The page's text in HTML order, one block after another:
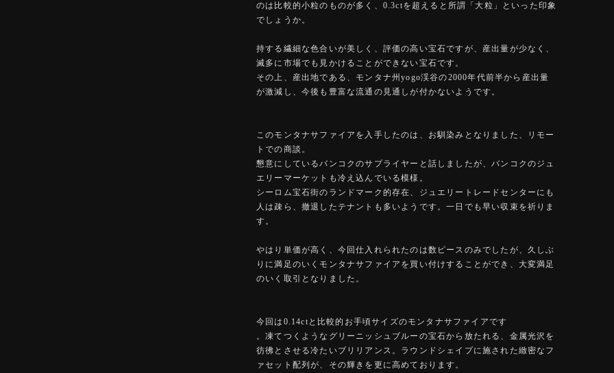
のは比較的小粒のものが多く、0.3ctを超えると所謂「大粒」といった印象
でしょうか。
持する繊細な色合いが美しく、評価の高い宝石ですが、産出量が少なく、
滅多に市場でも見かけることができない宝石です。
その上、産出地である、モンタナ州yogo渓谷の2000年代前半から産出量
が激減し、今後も豊富な流通の見通しが付かないようです。
このモンタナサファイアを入手したのは、お馴染みとなりました、リモー
トでの商談。
懇意にしているバンコクのサプライヤーと話しましたが、バンコクのジュ
エリーマーケットも冷え込んでいる模様。
シーロム宝石街のランドマーク的存在、ジュエリートレードセンターにも
人は疎ら、撤退したテナントも多いようです。一日でも早い収束を祈りま
す。
やはり単価が高く、今回仕入れられたのは数ピースのみでしたが、久しぶ
りに満足のいくモンタナサファイアを買い付けすることができ、大変満足
のいく取引となりました。
今回は0.14ctと比較的お手頃サイズのモンタナサファイアです
。凍てつくようなグリーニッシュブルーの宝石から放たれる、金属光沢を
彷彿とさせる冷たいブリリアンス。ラウンドシェイプに施された緻密なフ
ァセット配列が、その輝きを更に高めております。